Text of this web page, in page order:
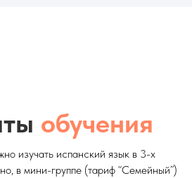
обучения
изучать испанский язык в 3-х
в мини-группе (тариф “Семейный”)